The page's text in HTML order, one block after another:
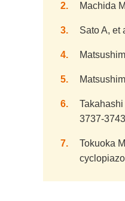
2 Machida
3 Sato A, et
4
5
6
3737-
7
Tokuoka